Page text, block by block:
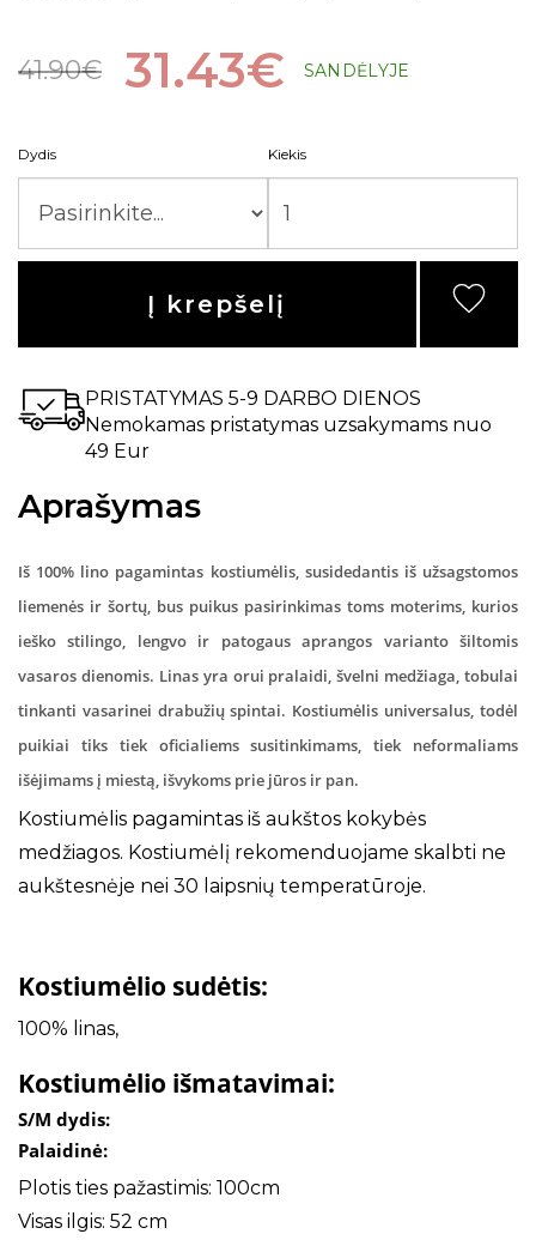
41.90€ 31.43€ SANDĖLYJE
Dydis Kiekis
Į krepšelį
PRISTATYMAS 5-9 DARBO DIENOS
Nemokamas pristatymas uzsakymams nuo
49 Eur
Aprašymas
Iš 100% lino pagamintas kostiumėlis, susidedantis iš užsagstomos
liemenės ir šortų, bus puikus pasirinkimas toms moterims, kurios
ieško stilingo, lengvo ir patogaus aprangos varianto šiltomis
vasaros dienomis. Linas yra orui pralaidi, švelni medžiaga, tobulai
tinkanti vasarinei drabužių spintai. Kostiumėlis universalus, todėl
puikiai tiks tiek oficialiems susitinkimams, tiek neformaliams
išėjimams į miestą, išvykoms prie jūros ir pan.
Kostiumėlis pagamintas iš aukštos kokybės
medžiagos. Kostiumėlį rekomenduojame skalbti ne
aukštesnėje nei 30 laipsnių temperatūroje.
Kostiumėlio sudėtis:
100% linas,
Kostiumėlio išmatavimai:
S/M dydis:
Palaidinė:
Plotis ties pažastimis: 100cm
Visas ilgis: 52 cm